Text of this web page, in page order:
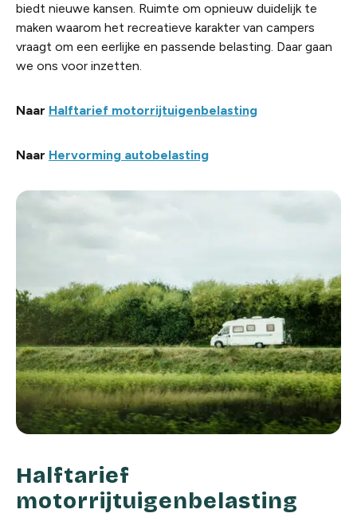
biedt nieuwe kansen. Ruimte om opnieuw duidelijk te
maken waarom het recreatieve karakter van campers
vraagt om een eerlijke en passende belasting. Daar gaan
we ons voor inzetten.
Naar Halftarief motorrijtuigenbelasting
Naar Hervorming autobelasting
Halftarief
motorrijtuigenbelasting